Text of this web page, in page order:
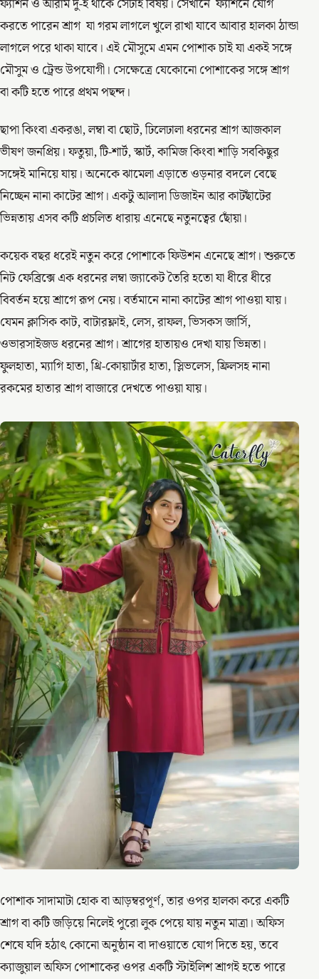
করতে পারেন শ্রাগ যা গরম লাগলে খুলে রাখা যাবে আবার হালকা ঠান্ডা
লাগলে পরে থাকা যাবে। এই মৌসুমে এমন পোশাক চাই যা একই সঙ্গে
মৌসুম ও ট্রেন্ড উপযোগী। সেক্ষেত্রে যেকোনো পোশাকের সঙ্গে শ্রাগ
বা কটি হতে পারে প্রথম পছন্দ।
ছাপা কিংবা একরঙা, লম্বা বা ছোট, ঢিলেঢালা ধরনের শ্রাগ আজকাল
ভীষণ জনপ্রিয়। ফতুয়া, টি-শার্ট, স্কার্ট, কামিজ কিংবা শাড়ি সবকিছুর
সঙ্গেই মানিয়ে যায়। অনেকে ঝামেলা এড়াতে ওড়নার বদলে বেছে
নিচ্ছেন নানা কাটের শ্রাগ। একটু আলাদা ডিজাইন আর কাটছাঁটের
ভিন্নতায় এসব কটি প্রচলিত ধারায় এনেছে নতুনত্বের ছোঁয়া।
কয়েক বছর ধরেই নতুন করে পোশাকে ফিউশন এনেছে শ্রাগ। শুরুতে
নিট ফেব্রিক্সে এক ধরনের লম্বা জ্যাকেট তৈরি হতো যা ধীরে ধীরে
বিবর্তন হয়ে শ্রাগে রূপ নেয়। বর্তমানে নানা কাটের শ্রাগ পাওয়া যায়।
যেমন ক্লাসিক কাট, বাটারফ্লাই, লেস, রাফল, ভিসকস জার্সি,
ওভারসাইজড ধরনের শ্রাগ। শ্রাগের হাতায়ও দেখা যায় ভিন্নতা।
ফুলহাতা, ম্যাগি হাতা, থ্রি-কোয়ার্টার হাতা, স্লিভলেস, ফ্রিলসহ নানা
রকমের হাতার শ্রাগ বাজারে দেখতে পাওয়া যায়।
পোশাক সাদামাটা হোক বা আড়ম্বরপূর্ণ, তার ওপর হালকা করে একটি
শ্রাগ বা কটি জড়িয়ে নিলেই পুরো লুক পেয়ে যায় নতুন মাত্রা। অফিস
শেষে যদি হঠাৎ কোনো অনুষ্ঠান বা দাওয়াতে যোগ দিতে হয়, তবে
ক্যাজুয়াল অফিস পোশাকের ওপর একটি স্টাইলিশ শ্রাগই হতে পারে